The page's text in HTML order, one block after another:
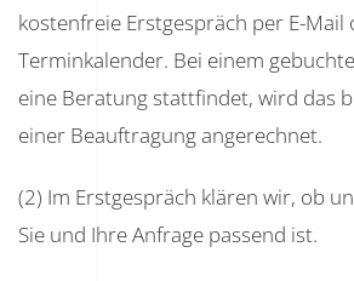
kostenfreie Erstgespräch per E-
Terminkalender. Bei einem
eine Beratung stattfindet, wird das
einer Beauftragung angerechnet.
(2) Im Erstgespräch klären wir, ob
Sie und Ihre Anfrage passend ist.